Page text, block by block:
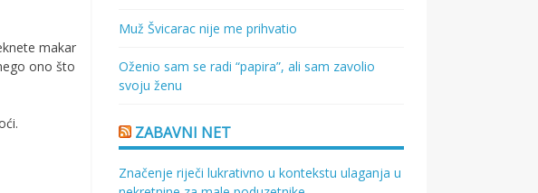
makar
ono što
Muž Švicarac nije me prihvatio
Oženio sam se radi “papira”, ali sam zavolio
svoju ženu
ZABAVNI NET
Značenje riječi lukrativno u kontekstu ulaganja u